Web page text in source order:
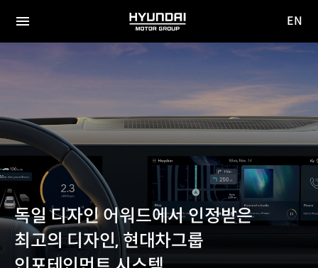
전체
HYUNDAI
MOTOR
사이
EN
독일 디자인 어워드에서 인정받은
최고의 디자인, 현대차그룹